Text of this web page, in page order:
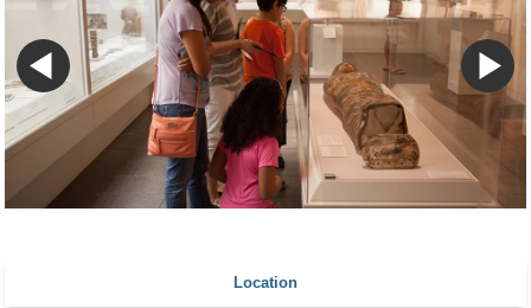
Location